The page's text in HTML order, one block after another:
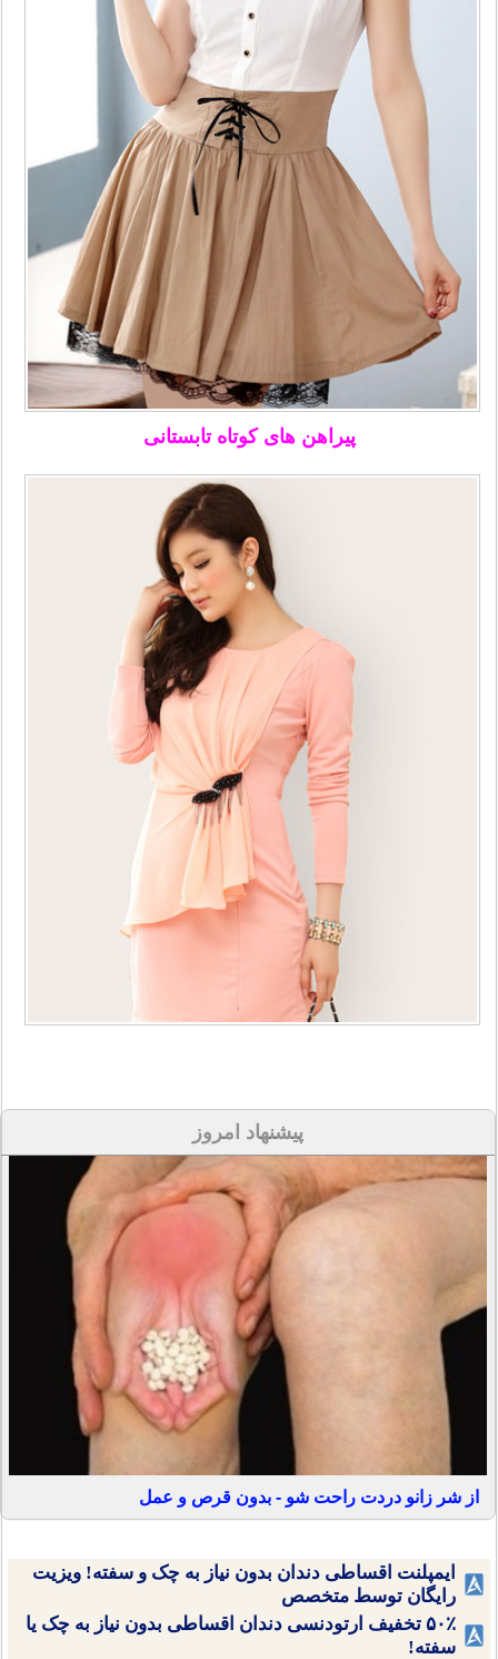
پیراهن های کوتاه تابستانی
پیشنهاد امروز
از شر زانو دردت راحت شو - بدون قرص و عمل
ایمپلنت اقساطی دندان بدون نیاز به چک و سفته! ویزیت
رایگان توسط متخصص
۵۰٪ تخفیف ارتودنسی دندان اقساطی بدون نیاز به چک یا
سفته!